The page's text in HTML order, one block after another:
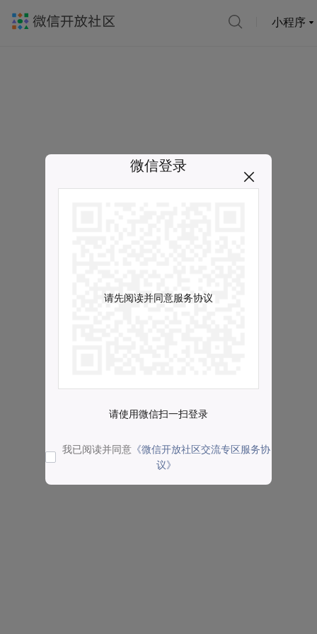
小程序
微信登录
请先阅读并同意服务协议
请使用微信扫一扫登录
我已阅读并同意 《微信开放社区交流专区服务协
议》